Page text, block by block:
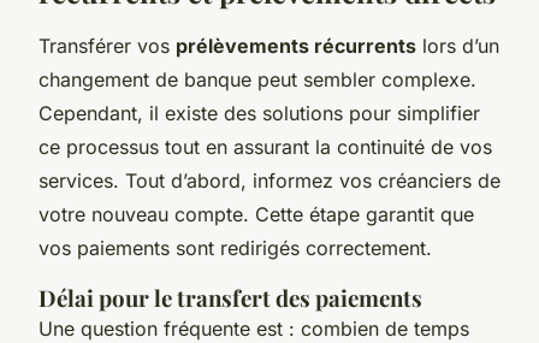
Transférer vos prélèvements récurrents lors d’un
changement de banque peut sembler complexe.
Cependant, il existe des solutions pour simplifier
ce processus tout en assurant la continuité de vos
services. Tout d’abord, informez vos créanciers de
votre nouveau compte. Cette étape garantit que
vos paiements sont redirigés correctement.
Délai pour le transfert des paiements
Une question fréquente est : combien de temps